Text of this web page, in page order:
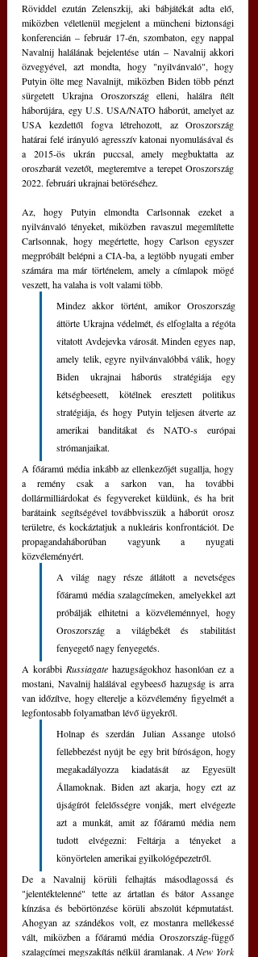
Röviddel ezután Zelenszkij, aki bábjátékát adta elő,
miközben véletlenül megjelent a müncheni biztonsági
konferencián – február 17-én, szombaton, egy nappal
Navalnij halálának bejelentése után – Navalnij akkori
özvegyével, azt mondta, hogy "nyilvánvaló", hogy
Putyin ölte meg Navalnijt, miközben Biden több pénzt
sürgetett Ukrajna Oroszország elleni, halálra ítélt
háborújára, egy U.S. USA/NATO háborút, amelyet az
USA kezdettől fogva létrehozott, az Oroszország
határai felé irányuló agresszív katonai nyomulásával és
a 2015-ös ukrán puccsal, amely megbuktatta az
oroszbarát vezetőt, megteremtve a terepet Oroszország
2022. februári ukrajnai betöréséhez.
Az, hogy Putyin elmondta Carlsonnak ezeket a
nyilvánvaló tényeket, miközben ravaszul megemlítette
Carlsonnak, hogy megértette, hogy Carlson egyszer
megpróbált belépni a CIA-ba, a legtöbb nyugati ember
számára ma már történelem, amely a címlapok mögé
veszett, ha valaha is volt valami több.
Mindez akkor történt, amikor Oroszország
áttörte Ukrajna védelmét, és elfoglalta a régóta
vitatott Avdejevka városát. Minden egyes nap,
amely telik, egyre nyilvánvalóbbá válik, hogy
Biden ukrajnai háborús stratégiája egy
kétségbeesett, kötélnek eresztett politikus
stratégiája, és hogy Putyin teljesen átverte az
amerikai banditákat és NATO-s európai
strómanjaikat.
A főáramú média inkább az ellenkezőjét sugallja, hogy
a remény csak a sarkon van, ha további
dollármilliárdokat és fegyvereket küldünk, és ha brit
barátaink segítségével továbbvisszük a háborút orosz
területre, és kockáztatjuk a nukleáris konfrontációt. De
propagandaháborúban vagyunk a nyugati
közvéleményért.
A világ nagy része átlátott a nevetséges
főáramú média szalagcímeken, amelyekkel azt
próbálják elhitetni a közvéleménnyel, hogy
Oroszország a világbékét és stabilitást
fenyegető nagy fenyegetés.
A korábbi Russiagate hazugságokhoz hasonlóan ez a
mostani, Navalnij halálával egybeeső hazugság is arra
van időzítve, hogy elterelje a közvélemény figyelmét a
legfontosabb folyamatban lévő ügyekről.
Holnap és szerdán Julian Assange utolsó
fellebbezést nyújt be egy brit bíróságon, hogy
megakadályozza kiadatását az Egyesült
Államoknak. Biden azt akarja, hogy ezt az
újságírót felelősségre vonják, mert elvégezte
azt a munkát, amit az főáramú média nem
tudott elvégezni: Feltárja a tényeket a
könyörtelen amerikai gyilkológépezetről.
De a Navalnij körüli felhajtás másodlagossá és
"jelentéktelenné" tette az ártatlan és bátor Assange
kínzása és bebörtönzése körüli abszolút képmutatást.
Ahogyan az szándékos volt, ez mostanra mellékessé
vált, miközben a főáramú média Oroszország-függő
szalagcímei megszakítás nélkül áramlanak. A New York